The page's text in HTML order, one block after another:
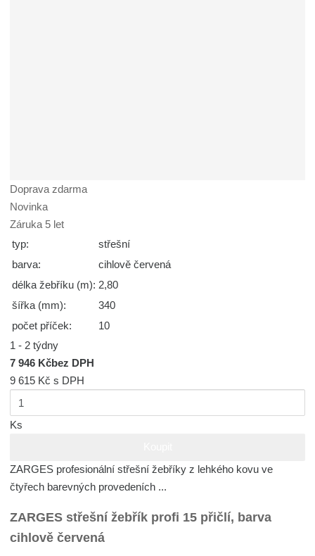
Doprava zdarma
Novinka
Záruka 5 let
typ:
střešní
barva:
cihlově červená
délka žebříku (m): 2,80
šířka (mm):
340
počet příček:
10
1 - 2 týdny
7 946 Kčbez DPH
9 615 Kčs DPH
Ks
ZARGES profesionální střešní žebříky z lehkého kovu ve
čtyřech barevných provedeních ...
ZARGES střešní žebřík profi 15 přičlí, barva
cihlově červená